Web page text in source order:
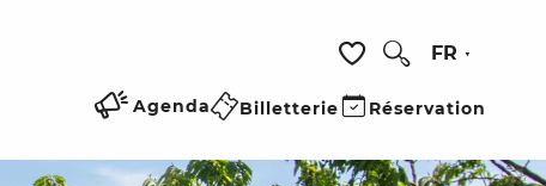
Voir les favoris
FR
Agenda Billetterie Réservation